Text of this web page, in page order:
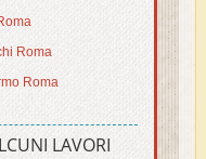
Roma
Roma
LAVORI